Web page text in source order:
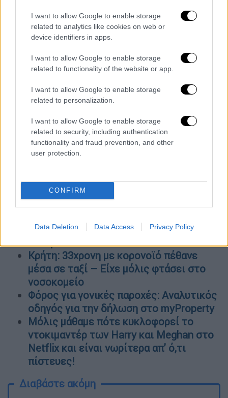
I want to allow Google to enable storage
related to analytics like cookies on web or
device identifiers in apps.
I want to allow Google to enable storage
related to functionality of the website or app.
I want to allow Google to enable storage
related to personalization.
I want to allow Google to enable storage
related to security, including authentication
functionality and fraud prevention, and other
user protection.
CONFIRM
Data Deletion Data Access Privacy Policy
Στο πλαίσιο αυτό, παρακαλούνται οι πολίτες
να επικοινωνούν με τους τηλεφωνικούς
Προστασίας Ανηλίκων και 210-6411111 της
Διεύθυνσης Ασφάλειας Αττικής, για την
παροχήοποιασδήποτε σχετικής
πληροφορίας.
Σημειώνεται ότι διασφαλίζεται η ανωνυμία
και το απόρρητο της επικοινωνίας.
ΌΛΕΣ ΟΙ ΕΙΔΗΣΕΙΣ
myCar - Πώς θα τα εκτυπώσετε
Μετά το διπλωματικό επεισόδιο:
σχέσεις με την Ελλάδα» διαμηνύει ο
Κρήτη: 33χρονη με κορονοϊό πέθανε
μέσα σε ταξί – Είχε μόλις φτάσει στο
νοσοκομείο
Φόρος για γονικές παροχές: Αναλυτικός
οδηγός για την δήλωση στο myProperty
Μόλις μάθαμε πότε κυκλοφορεί το
ντοκιμαντέρ των Harry και Meghan στο
Netflix και είναι νωρίτερα απ’ ό,τι
πίστευες!
Διαβάστε ακόμη